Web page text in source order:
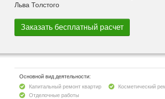
Льва Толстого
Основной вид деятельности:
Капитальный ремонт квартир
Косметический
Отделочные работы